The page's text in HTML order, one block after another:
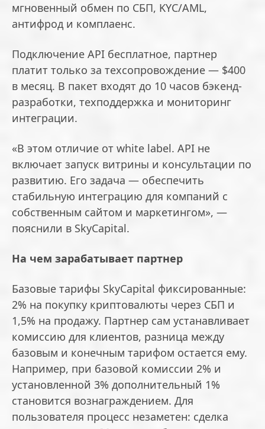
мгновенный обмен по СБП, KYC/AML,
антифрод и комплаенс.
Подключение API бесплатное, партнер
платит только за техсопровождение — $400
в месяц. В пакет входят до 10 часов бэкенд-
разработки, техподдержка и мониторинг
интеграции.
«В этом отличие от white label. API не
включает запуск витрины и консультации по
развитию. Его задача — обеспечить
стабильную интеграцию для компаний с
собственным сайтом и маркетингом», —
пояснили в SkyCapital.
На чем зарабатывает партнер
Базовые тарифы SkyCapital фиксированные:
2% на покупку криптовалюты через СБП и
1,5% на продажу. Партнер сам устанавливает
комиссию для клиентов, разница между
базовым и конечным тарифом остается ему.
Например, при базовой комиссии 2% и
установленной 3% дополнительный 1%
становится вознаграждением. Для
пользователя процесс незаметен: сделка